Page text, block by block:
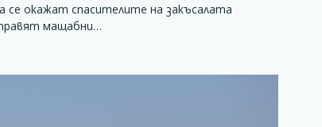
се окажат спасителите на закъсалата
мащабни…